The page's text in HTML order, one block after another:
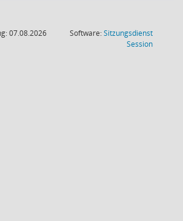
07.08.2026
Software:Sitzungsdienst
Session(Wird in